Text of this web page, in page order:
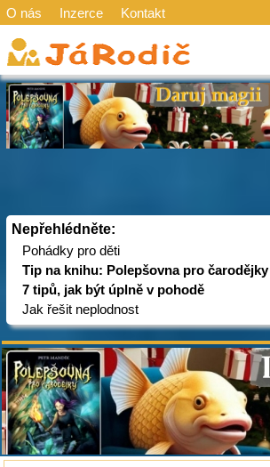
O nás Inzerce Kontakt
Nepřehlédněte:
Pohádky pro děti
Tip na knihu: Polepšovna pro čarodějky
7 tipů, jak být úplně v pohodě
Jak řešit neplodnost